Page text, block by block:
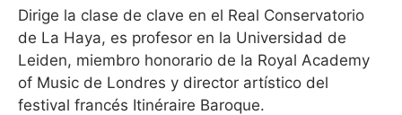
Dirige la clase de clave en el Real Conservatorio
de La Haya, es profesor en la Universidad de
Leiden, miembro honorario de la Royal Academy
of Music de Londres y director artístico del
festival francés Itinéraire Baroque.